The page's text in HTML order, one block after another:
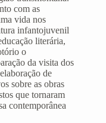
com as
vida nos
infantojuvenil
literária,
o
da visita dos
de
sobre as obras
que tornaram
contemporânea